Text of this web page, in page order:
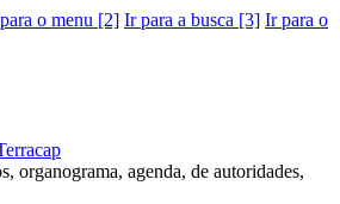
o menu [2] Ir para a busca [3] Ir para o
organograma, agenda, de autoridades,